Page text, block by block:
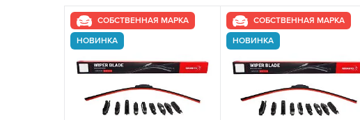
СОБСТВЕННАЯ МАРКА
НОВИНКА
СОБСТВЕННАЯ МАРКА
НОВИНКА